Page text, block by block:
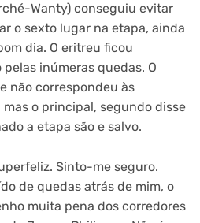
Wanty) conseguiu evitar
o sexto lugar na etapa, ainda
dia. O eritreu ficou
inúmeras quedas. O
não correspondeu às
o principal, segundo disse
a etapa são e salvo.
Sinto-me seguro.
de quedas atrás de mim, o
muita pena dos corredores